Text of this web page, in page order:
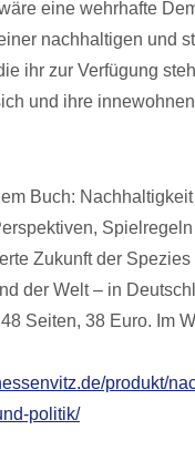
eine wehrhafte
nachhaltigen und
ihr zur Verfügung
und ihre
Buch:
Zukunft der Spezies
der Welt – in
Seiten, 38 Euro. Im
produkt/
politik/